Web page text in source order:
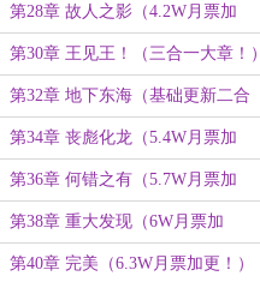
一）
第28章 故人之影（4.2W月票加
更）
第30章 王见王！（三合一大章！）
第32章 地下东海（基础更新二合
一）
第34章 丧彪化龙（5.4W月票加
更！）
第36章 何错之有（5.7W月票加
更！）
第38章 重大发现（6W月票加
更！）
第40章 完美（6.3W月票加更！）